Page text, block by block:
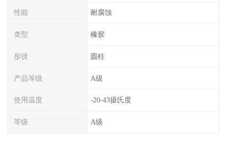
性能 耐腐蚀
类型 橡胶
形状 圆柱
产品等级 A级
使用温度 -20-43摄氏度
等级 A级